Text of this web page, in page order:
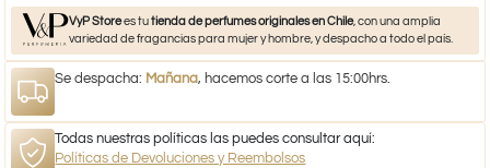
VyP Storees tutienda de perfumes originales en Chile, con una amplia
variedad de fragancias para mujer y hombre, y despacho a todo el país.
Se despacha: Mañana, hacemos corte a las 15:00hrs.
Todas nuestras políticas las puedes consultar aquí:
Políticas de Devoluciones y Reembolsos